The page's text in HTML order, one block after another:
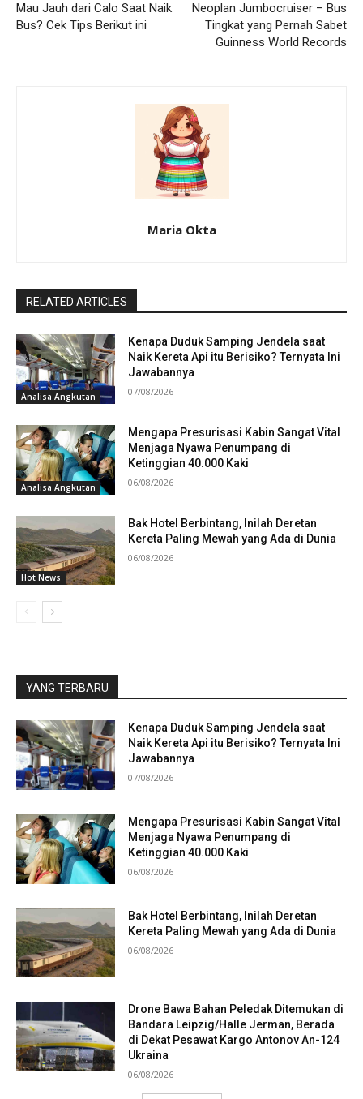
Mau Jauh dari Calo Saat Naik
Bus? Cek Tips Berikut ini
Neoplan Jumbocruiser – Bus
Tingkat yang Pernah Sabet
Guinness World Records
Maria Okta
RELATED ARTICLES
Analisa Angkutan
Kenapa Duduk Samping Jendela saat
Naik Kereta Api itu Berisiko? Ternyata Ini
Jawabannya
07/08/2026
Analisa Angkutan
Mengapa Presurisasi Kabin Sangat Vital
Menjaga Nyawa Penumpang di
Ketinggian 40.000 Kaki
06/08/2026
Hot News
Bak Hotel Berbintang, Inilah Deretan
Kereta Paling Mewah yang Ada di Dunia
06/08/2026
YANG TERBARU
Kenapa Duduk Samping Jendela saat
Naik Kereta Api itu Berisiko? Ternyata Ini
Jawabannya
07/08/2026
Mengapa Presurisasi Kabin Sangat Vital
Menjaga Nyawa Penumpang di
Ketinggian 40.000 Kaki
06/08/2026
Bak Hotel Berbintang, Inilah Deretan
Kereta Paling Mewah yang Ada di Dunia
06/08/2026
Drone Bawa Bahan Peledak Ditemukan di
Bandara Leipzig/Halle Jerman, Berada
di Dekat Pesawat Kargo Antonov An-124
Ukraina
06/08/2026